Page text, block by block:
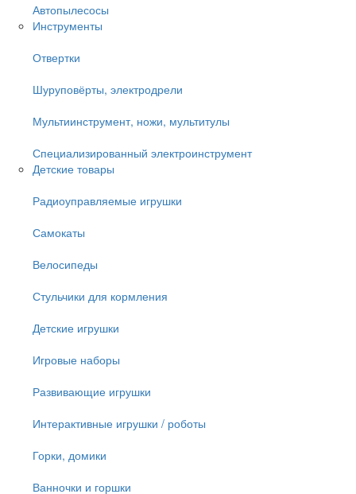
Автопылесосы
Инструменты
Отвертки
Шуруповёрты, электродрели
Мультиинструмент, ножи, мультитулы
Специализированный электроинструмент
Детские товары
Радиоуправляемые игрушки
Самокаты
Велосипеды
Стульчики для кормления
Детские игрушки
Игровые наборы
Развивающие игрушки
Интерактивные игрушки / роботы
Горки, домики
Ванночки и горшки